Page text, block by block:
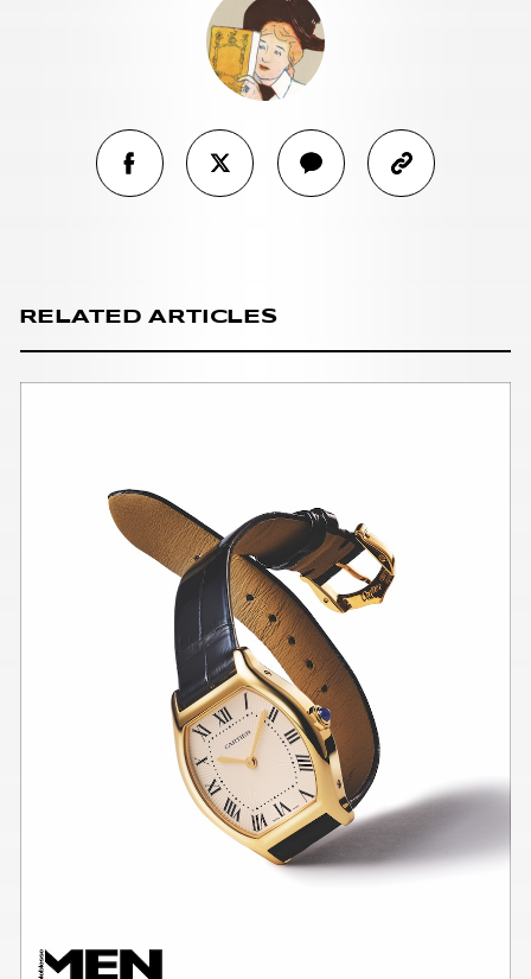
RELATED ARTICLES